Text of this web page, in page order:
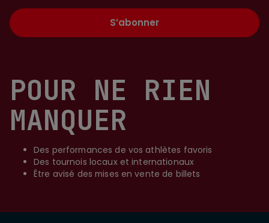
POUR NE RIEN
MANQUER
Des performances de vos athlètes favoris
Des tournois locaux et internationaux
Être avisé des mises en vente de billets
S’abonner